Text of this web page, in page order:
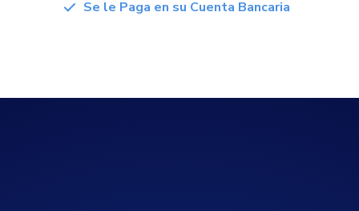
Se le Paga en su Cuenta Bancaria